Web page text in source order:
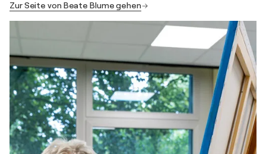
Zur Seite von Beate Blume gehen